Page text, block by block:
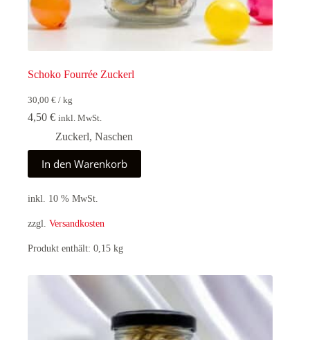
Schoko Fourrée Zuckerl
30,00 € / kg
4,50 € inkl. MwSt.
Zuckerl, Naschen
In den Warenkorb
inkl. 10 % MwSt.
zzgl. Versandkosten
Produkt enthält: 0,15 kg